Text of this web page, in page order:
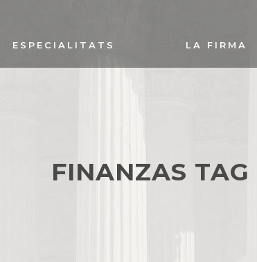
ESPECIALITATS LA FIRMA
FINANZAS TAG